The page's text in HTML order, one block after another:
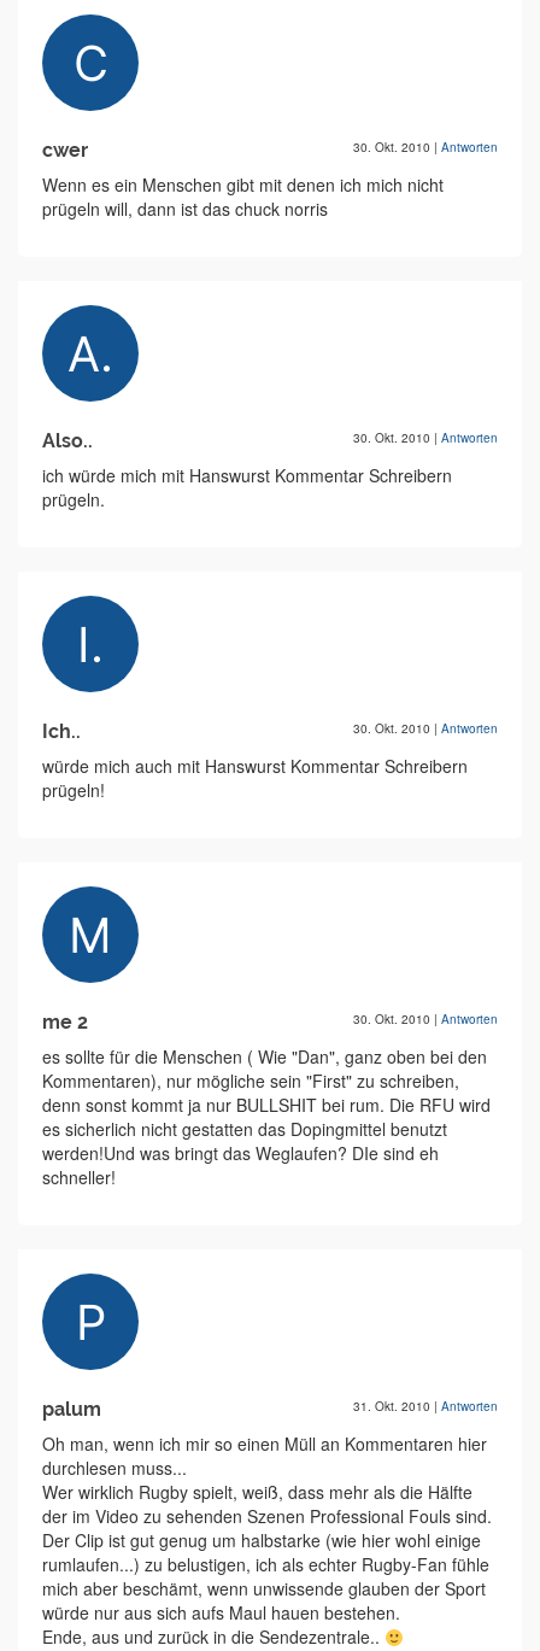
cwer 30. Okt. 2010 | Antworten
Wenn es ein Menschen gibt mit denen ich mich nicht
prügeln will, dann ist das chuck norris
Also.. 30. Okt. 2010 | Antworten
ich würde mich mit Hanswurst Kommentar Schreibern
prügeln.
Ich.. 30. Okt. 2010 | Antworten
würde mich auch mit Hanswurst Kommentar Schreibern
prügeln!
me 2 30. Okt. 2010 | Antworten
es sollte für die Menschen ( Wie "Dan", ganz oben bei den
Kommentaren), nur mögliche sein "First" zu schreiben,
denn sonst kommt ja nur BULLSHIT bei rum. Die RFU wird
es sicherlich nicht gestatten das Dopingmittel benutzt
werden!Und was bringt das Weglaufen? DIe sind eh
schneller!
palum 31. Okt. 2010 | Antworten
Oh man, wenn ich mir so einen Müll an Kommentaren hier
durchlesen muss...
Wer wirklich Rugby spielt, weiß, dass mehr als die Hälfte
der im Video zu sehenden Szenen Professional Fouls sind.
Der Clip ist gut genug um halbstarke (wie hier wohl einige
rumlaufen...) zu belustigen, ich als echter Rugby-Fan fühle
mich aber beschämt, wenn unwissende glauben der Sport
würde nur aus sich aufs Maul hauen bestehen.
Ende, aus und zurück in die Sendezentrale..